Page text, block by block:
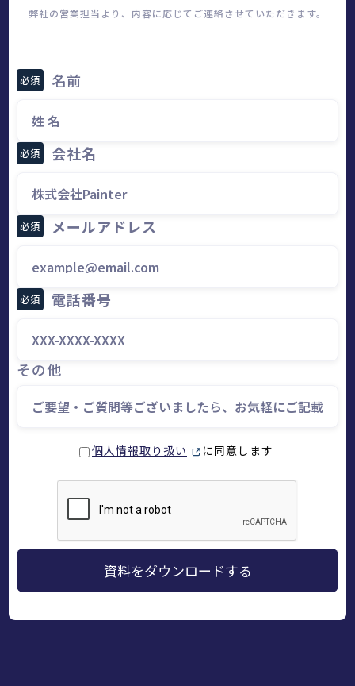
弊社の営業担当より、内容に応じてご連絡させていただきます。
必須 名前
必須 会社名
必須 メールアドレス
必須 電話番号
その他
個人情報取り扱い に同意します